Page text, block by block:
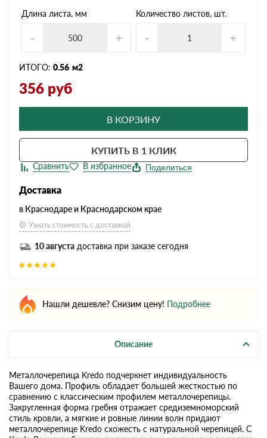
Длина листа, мм
- +
Количество листов, шт.
- +
ИТОГО: 0.56 м2
356 руб
В КОРЗИНУ
КУПИТЬ В 1 КЛИК
Поделиться
Доставка
в Краснодаре и Краснодарском крае
Узнать стоимость с доставкой
10 августа доставка при заказе сегодня
Нашли дешевле? Снизим цену! Подробнее
Описание
Металлочерепица Kredo подчеркнет индивидуальность
Вашего дома. Профиль обладает большей жесткостью по
сравнению с классическим профилем металлочерепицы.
Закругленная форма гребня отражает средиземноморский
стиль кровли, а мягкие и ровные линии волн придают
металлочерепице Kredo схожесть с натуральной черепицей. С